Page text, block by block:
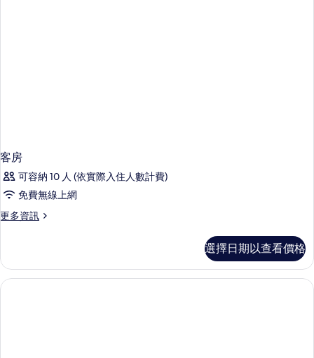
客房
可容納 10 人 (依實際入住人數計費)
免費無線上網
更多資訊
更
的
詳
情
選擇日期以查看價格